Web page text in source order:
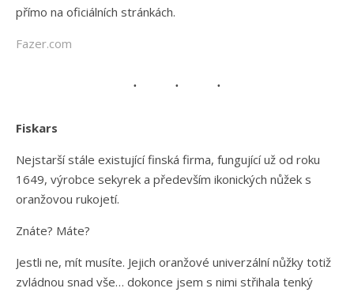
přímo na oficiálních stránkách.
Fazer.com
Fiskars
Nejstarší stále existující finská firma, fungující už od roku
1649, výrobce sekyrek a především ikonických nůžek s
oranžovou rukojetí.
Znáte? Máte?
Jestli ne, mít musíte. Jejich oranžové univerzální nůžky totiž
zvládnou snad vše… dokonce jsem s nimi střihala tenký